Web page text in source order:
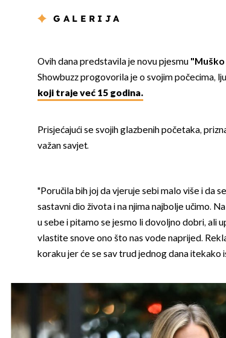
GALERIJA
Ovih dana predstavila je novu pjesmu
Showbuzz progovorila je o svojim počecima,
koji traje već 15 godina.
Prisjećajući se svojih glazbenih početaka,
važan savjet.
"Poručila bih joj da vjeruje sebi malo više i da
sastavni dio života i na njima najbolje učimo.
u sebe i pitamo se jesmo li dovoljno dobri, ali
vlastite snove ono što nas vode naprijed.
koraku jer će se sav trud jednog dana itekako